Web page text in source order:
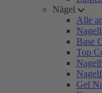
Nägel
Alle
Base
Top
Gel